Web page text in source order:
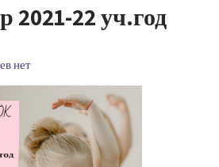
2021-22 уч.год
нет